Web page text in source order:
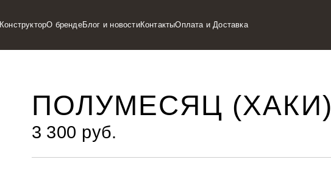
КонструкторО брендеБлог и новостиКонтактыОплата и Доставка
ПОЛУМЕСЯЦ (ХАКИ)
3 300 руб.